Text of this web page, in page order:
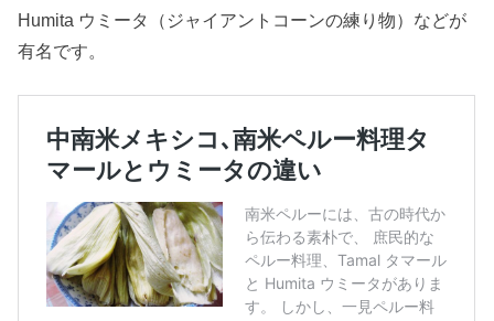
Humita ウミータ（ジャイアントコーンの練り物）などが
有名です。